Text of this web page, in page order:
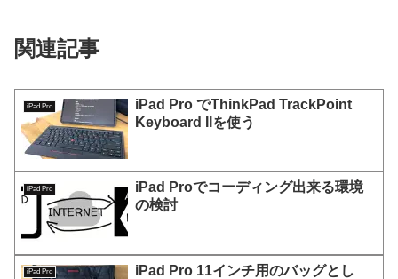
関連記事
iPad Pro
iPad Pro でThinkPad TrackPoint
Keyboard IIを使う
iPad Pro
iPad Proでコーディング出来る環境
の検討
iPad Pro
iPad Pro 11インチ用のバッグとし